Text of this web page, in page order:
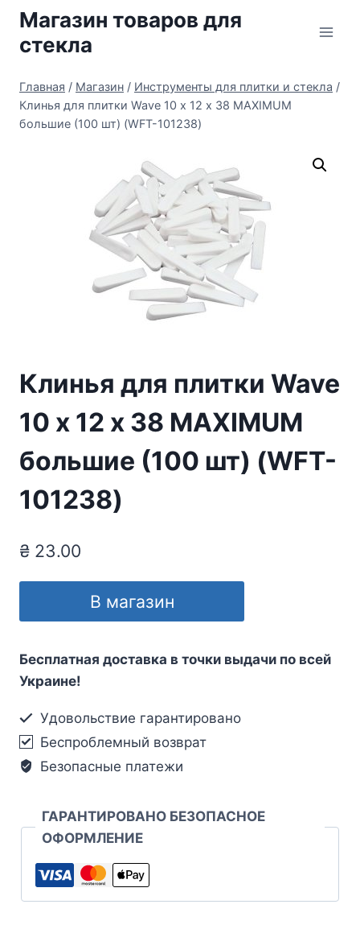
Перейти
содержимому
Магазин товаров для
стекла
Главная / Магазин / Инструменты для плитки и стекла /
Клинья для плитки Wave 10 х 12 х 38 MAXIMUM
большие (100 шт) (WFT-101238)
Клинья для плитки Wave
10 х 12 х 38 MAXIMUM
большие (100 шт) (WFT-
101238)
₴ 23.00
В магазин
Бесплатная доставка в точки выдачи по всей
Украине!
Удовольствие гарантировано
Беспроблемный возврат
Безопасные платежи
ГАРАНТИРОВАНО БЕЗОПАСНОЕ
ОФОРМЛЕНИЕ